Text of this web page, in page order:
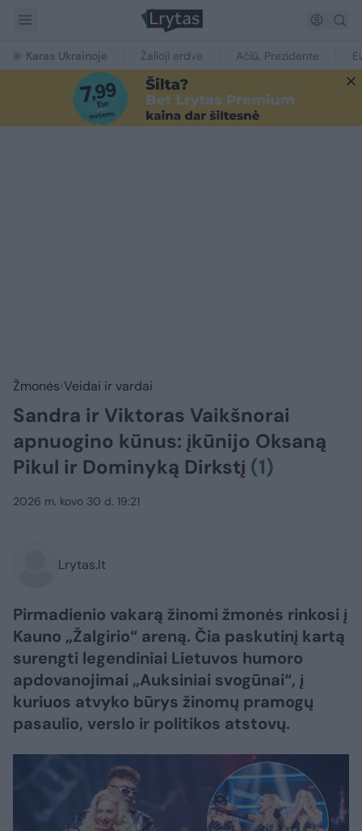
Karas Ukrainoje Žalioji erdvė Ačiū, Prezidente
Žmonės Veidai ir vardai
Sandra ir Viktoras Vaikšnorai
apnuogino kūnus: įkūnijo Oksaną
Pikul ir Dominyką Dirkstį (1)
2026 m. kovo 30 d. 19:21
Lrytas.lt
Pirmadienio vakarą žinomi žmonės rinkosi į
Kauno „Žalgirio“ areną. Čia paskutinį kartą
surengti legendiniai Lietuvos humoro
apdovanojimai „Auksiniai svogūnai“, į
kuriuos atvyko būrys žinomų pramogų
pasaulio, verslo ir politikos atstovų.